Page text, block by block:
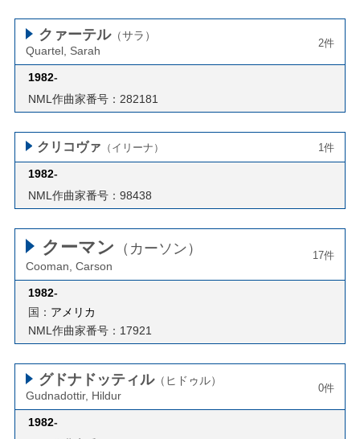
クァーテル（サラ）
Quartel, Sarah
2件
1982-
NML作曲家番号：282181
クリコヴァ （イリーナ） 1件
1982-
NML作曲家番号：98438
クーマン （カーソン）
Cooman, Carson
17件
1982-
国： アメリカ
NML作曲家番号：17921
グドナドッティル（ヒドゥル）
Gudnadottir, Hildur
0件
1982-